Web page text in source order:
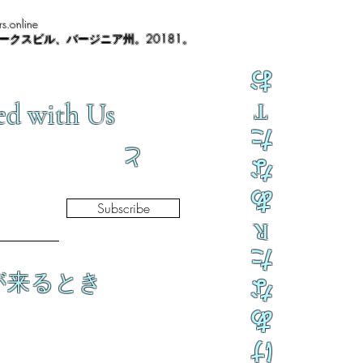
クスビル、バージニア州。20181。
with Us
と
Subscribe
るとき
け
あ
な
た
R
あ
な
た
T
お